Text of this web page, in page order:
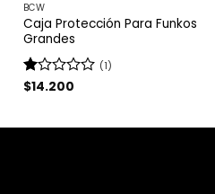
BCW
Caja Protección Para Funkos
Grandes
Valorado
de
(1)
$14.200